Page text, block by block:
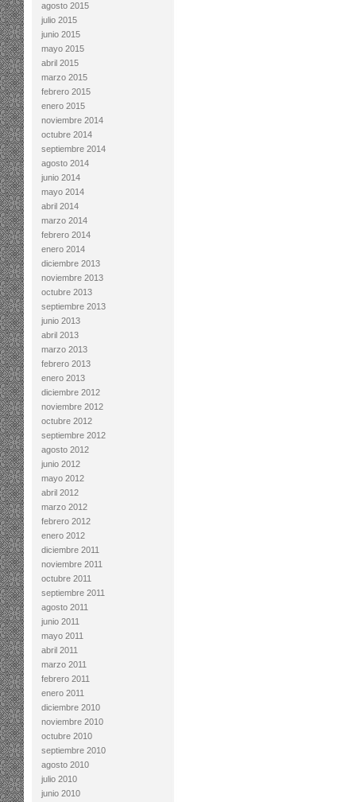
agosto 2015
julio 2015
junio 2015
mayo 2015
abril 2015
marzo 2015
febrero 2015
enero 2015
noviembre 2014
octubre 2014
septiembre 2014
agosto 2014
junio 2014
mayo 2014
abril 2014
marzo 2014
febrero 2014
enero 2014
diciembre 2013
noviembre 2013
octubre 2013
septiembre 2013
junio 2013
abril 2013
marzo 2013
febrero 2013
enero 2013
diciembre 2012
noviembre 2012
octubre 2012
septiembre 2012
agosto 2012
junio 2012
mayo 2012
abril 2012
marzo 2012
febrero 2012
enero 2012
diciembre 2011
noviembre 2011
octubre 2011
septiembre 2011
agosto 2011
junio 2011
mayo 2011
abril 2011
marzo 2011
febrero 2011
enero 2011
diciembre 2010
noviembre 2010
octubre 2010
septiembre 2010
agosto 2010
julio 2010
junio 2010